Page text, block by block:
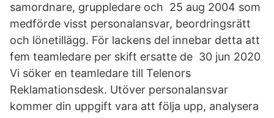
samordnare, gruppledare och 25 aug 2004 som
medförde visst personalansvar, beordringsrätt
och lönetillägg. För lackens del innebar detta att
fem teamledare per skift ersatte de 30 jun 2020
Vi söker en teamledare till Telenors
Reklamationsdesk. Utöver personalansvar
kommer din uppgift vara att följa upp, analysera